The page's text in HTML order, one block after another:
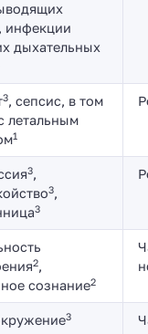
, инфекции
дыхательных
3, сепсис, в том
летальным
1
3,
3,
3
2,
сознание2
3